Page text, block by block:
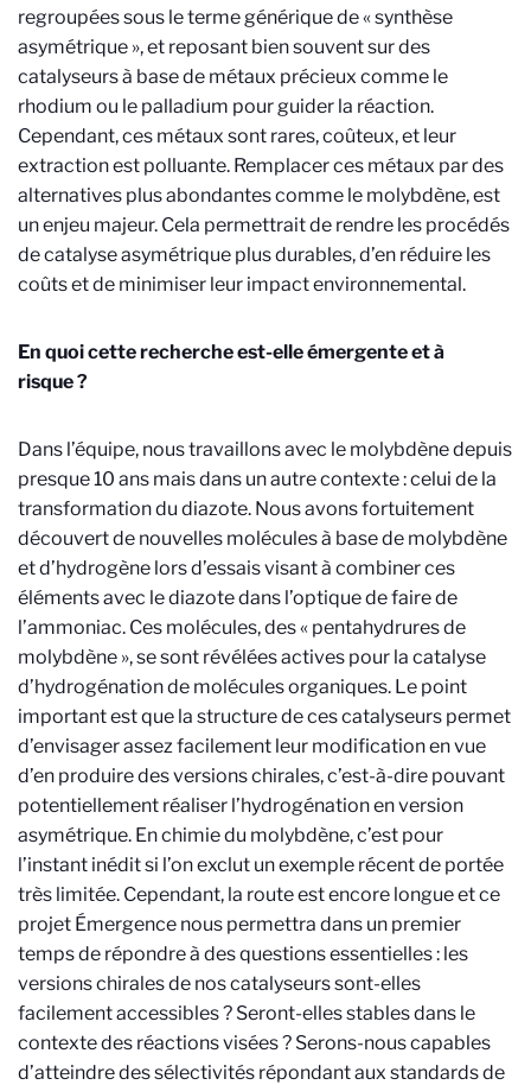
regroupées sous le terme générique de « synthèse
asymétrique », et reposant bien souvent sur des
catalyseurs à base de métaux précieux comme le
rhodium ou le palladium pour guider la réaction.
Cependant, ces métaux sont rares, coûteux, et leur
extraction est polluante. Remplacer ces métaux par des
alternatives plus abondantes comme le molybdène, est
un enjeu majeur. Cela permettrait de rendre les procédés
de catalyse asymétrique plus durables, d’en réduire les
coûts et de minimiser leur impact environnemental.
En quoi cette recherche est-elle émergente et à
risque ?
Dans l’équipe, nous travaillons avec le molybdène depuis
presque 10 ans mais dans un autre contexte : celui de la
transformation du diazote. Nous avons fortuitement
découvert de nouvelles molécules à base de molybdène
et d’hydrogène lors d’essais visant à combiner ces
éléments avec le diazote dans l’optique de faire de
l’ammoniac. Ces molécules, des « pentahydrures de
molybdène », se sont révélées actives pour la catalyse
d’hydrogénation de molécules organiques. Le point
important est que la structure de ces catalyseurs permet
d’envisager assez facilement leur modification en vue
d’en produire des versions chirales, c’est-à-dire pouvant
potentiellement réaliser l’hydrogénation en version
asymétrique. En chimie du molybdène, c’est pour
l’instant inédit si l’on exclut un exemple récent de portée
très limitée. Cependant, la route est encore longue et ce
projet Émergence nous permettra dans un premier
temps de répondre à des questions essentielles : les
versions chirales de nos catalyseurs sont-elles
facilement accessibles ? Seront-elles stables dans le
contexte des réactions visées ? Serons-nous capables
d’atteindre des sélectivités répondant aux standards de